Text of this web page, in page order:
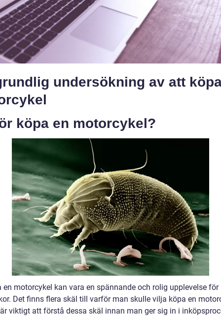
undersökning av att
köpa en motorcykel?
en motorcykel kan vara en spännande och rolig upplevelse
Det finns flera skäl till varför man skulle vilja köpa en
viktigt att förstå dessa skäl innan man ger sig in i